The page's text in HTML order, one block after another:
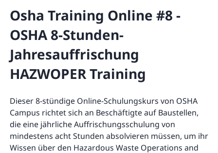
Osha Training Online #8 -
OSHA 8-Stunden-
Jahresauffrischung
HAZWOPER Training
Dieser 8-stündige Online-Schulungskurs von OSHA
Campus richtet sich an Beschäftigte auf Baustellen,
die eine jährliche Auffrischungsschulung von
mindestens acht Stunden absolvieren müssen, um ihr
Wissen über den Hazardous Waste Operations and